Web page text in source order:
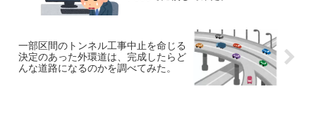
一部区間のトンネル工事中止を命じる
決定のあった外環道は、完成したらど
んな道路になるのかを調べてみた。